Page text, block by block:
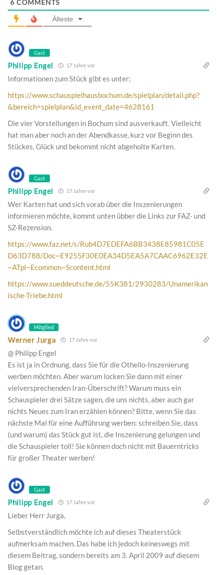
6 COMMENTS
Älteste
Gast
Philipp Engel 17 Jahre vor
Informationen zum Stück gibt es unter:
https://www.schauspielhausbochum.de/spielplan/detail.php?
&bereich=spielplan&id_event_date=4628161
Die vier Vorstellungen in Bochum sind ausverkauft. Vielleicht
hat man aber noch an der Abendkasse, kurz vor Beginn des
Stückes, Glück und bekommt nicht abgeholte Karten.
Gast
Philipp Engel 17 Jahre vor
Wer Karten hat und sich vorab über die Inszenierungen
informieren möchte, kommt unten übber die Links zur FAZ- und
SZ-Rezension.
https://www.faz.net/s/Rub4D7EDEFA6BB3438E85981C05E
D63D788/Doc~E9255F30E0EA34D5EA5A7CAAC6962E32E
~ATpl~Ecommon~Scontent.html
https://www.sueddeutsche.de/55K381/2930283/Unamerikan
ische-Triebe.html
Mitglied
Werner Jurga 17 Jahre vor
@ Philipp Engel
Es ist ja in Ordnung, dass Sie für die Othello-Inszenierung
werben möchten. Aber warum locken Sie dann mit einer
vielversprechenden Iran-Überschrift? Warum muss ein
Schauspieler drei Sätze sagen, die uns nichts, aber auch gar
nichts Neues zum Iran erzählen können? Bitte, wenn Sie das
nächste Mal für eine Aufführung werben: schreiben Sie, dass
(und warum) das Stück gut ist, die Inszenierung gelungen und
die Schauspieler toll! Sie können doch nicht mit Bauerntricks
für großer Theater werben!
Gast
Philipp Engel 17 Jahre vor
Lieber Herr Jurga,
Selbstverständlich möchte ich auf dieses Theaterstück
aufmerksam machen. Das habe ich jedoch keineswegs mit
diesem Beitrag, sondern bereits am 3. April 2009 auf diesem
Blog getan.